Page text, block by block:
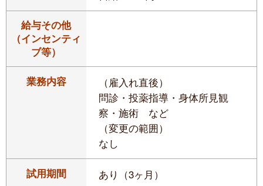
給与その他
（インセンティ
ブ等）
業務内容
（雇入れ直後）
問診・投薬指導・身体所見観
察・施術 など
（変更の範囲）
なし
試用期間 あり（3ヶ月）